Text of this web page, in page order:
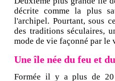
décrite comme la plus
l'archipel. Pourtant, sous
des traditions séculaires,
mode de vie façonné par le
Une île née du feu et
Formée il y a plus de 20